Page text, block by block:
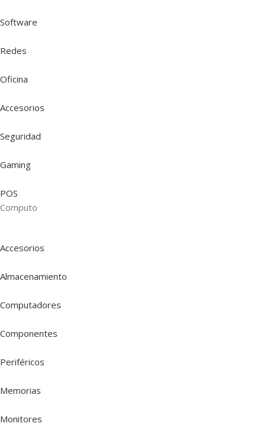
Software
Redes
Oficina
Accesorios
Seguridad
Gaming
POS
Computo
Accesorios
Almacenamiento
Computadores
Componentes
Periféricos
Memorias
Monitores